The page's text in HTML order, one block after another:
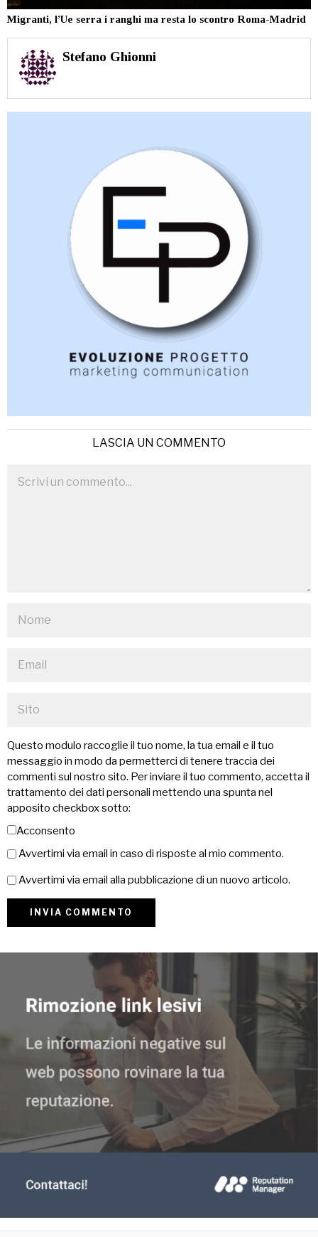
Migranti, l’Ue serra i ranghi ma resta lo scontro Roma-Madrid
Stefano Ghionni
LASCIA UN COMMENTO
Questo modulo raccoglie il tuo nome, la tua email e il tuo
messaggio in modo da permetterci di tenere traccia dei
commenti sul nostro sito. Per inviare il tuo commento, accetta il
trattamento dei dati personali mettendo una spunta nel
apposito checkbox sotto:
Acconsento
Avvertimi via email in caso di risposte al mio commento.
Avvertimi via email alla pubblicazione di un nuovo articolo.